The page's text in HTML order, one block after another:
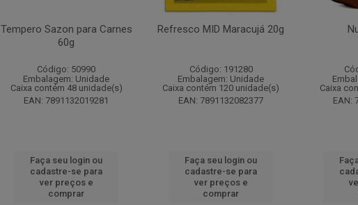
Tempero Sazon para Carnes
60g
Código: 50990
Embalagem: Unidade
Caixa contém 48 unidade(s)
EAN: 7891132019281
Faça seu login ou
cadastre-se para
ver preços e
comprar
Refresco MID Maracujá 20g
Código: 191280
Embalagem: Unidade
Caixa contém 120 unidade(s)
EAN: 7891132082377
Faça seu login ou
cadastre-se para
ver preços e
comprar
Caixa
EAN: